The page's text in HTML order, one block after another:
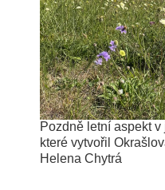
Pozdně letní aspekt
které vytvořil
Helena Chytrá